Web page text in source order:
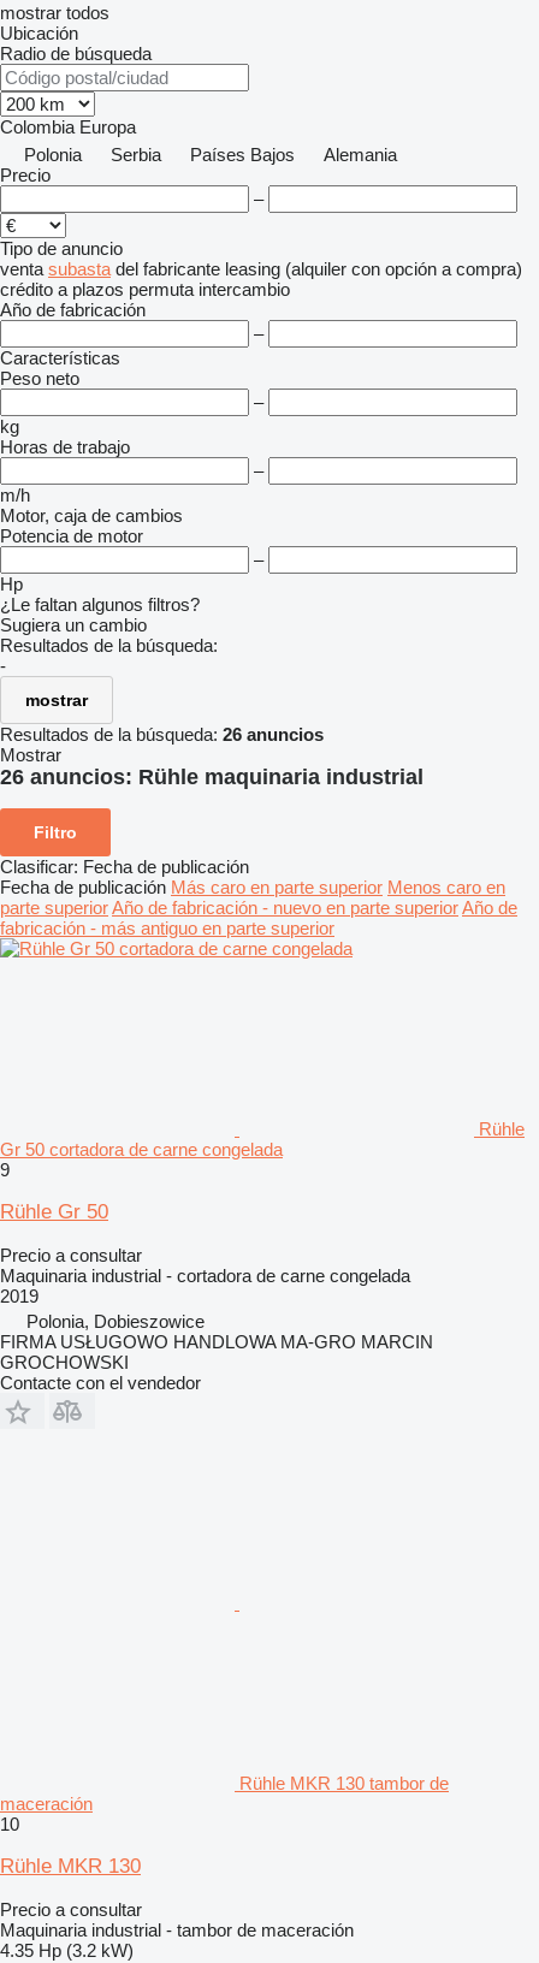
mostrar todos
Ubicación
Radio de búsqueda
Colombia Europa
Polonia
Serbia Países Bajos
Alemania
Precio
–
Tipo de anuncio
venta subasta del fabricante leasing (alquiler con opción a compra)
crédito a plazos permuta intercambio
Año de fabricación
–
Características
Peso neto
–
kg
Horas de trabajo
–
m/h
Motor, caja de cambios
Potencia de motor
–
Hp
¿Le faltan algunos filtros?
Sugiera un cambio
Resultados de la búsqueda:
-
mostrar
Resultados de la búsqueda: 26 anuncios
Mostrar
26 anuncios: Rühle maquinaria industrial
Filtro
Clasificar: Fecha de publicación
Fecha de publicación Más caro en parte superior Menos caro en
parte superiorAño de fabricación - nuevo en parte superiorAño de
fabricación - más antiguo en parte superior
Rühle
Gr 50 cortadora de carne congelada
9
Rühle Gr 50
Precio a consultar
Maquinaria industrial - cortadora de carne congelada
2019
Polonia, Dobieszowice
FIRMA USŁUGOWO HANDLOWA MA-GRO MARCIN
GROCHOWSKI
Contacte con el vendedor
Rühle MKR 130 tambor de
maceración
10
Rühle MKR 130
Precio a consultar
Maquinaria industrial - tambor de maceración
4.35 Hp (3.2 kW)